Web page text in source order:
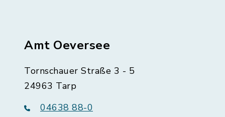
Amt Oeversee
Tornschauer Straße 3 - 5
24963 Tarp
04638 88-0